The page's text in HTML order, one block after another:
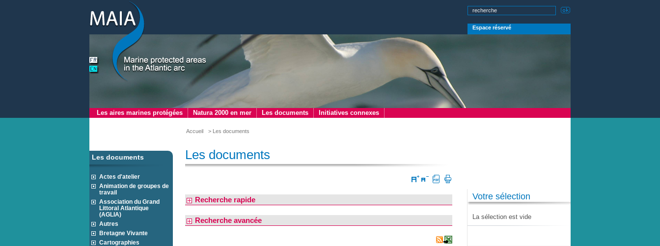
Espace réservé
Les aires marines protégées Natura 2000 en mer Les documents Initiatives connexes
Accueil > Les documents
Les documents
Actes d'atelier
Animation de groupes de
travail
Association du Grand
Littoral Atlantique
(AGLIA)
Autres
Bretagne Vivante
Cartographies
Votre sélection
La sélection est vide
Les documents
Recherche rapide
Recherche avancée